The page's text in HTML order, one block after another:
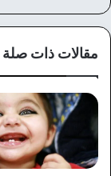
مقالات ذات صلة